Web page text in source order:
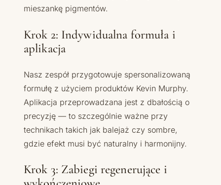
mieszankę pigmentów.
Krok 2: Indywidualna formuła i
aplikacja
Nasz zespół przygotowuje spersonalizowaną
formułę z użyciem produktów Kevin Murphy.
Aplikacja przeprowadzana jest z dbałością o
precyzję — to szczególnie ważne przy
technikach takich jak balejaż czy sombre,
gdzie efekt musi być naturalny i harmonijny.
Krok 3: Zabiegi regenerujące i